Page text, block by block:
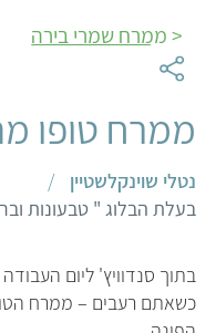
ממרח שמרי בירה
ממרח טופו
נטלי שוינקלשטיין
/
בעלת הבלוג " טבעונות
בתוך סנדוויץ' ליום
כשאתם רעבים – ממרח